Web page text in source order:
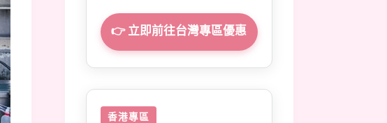
👉 立即前往台灣專區優惠
香港專區